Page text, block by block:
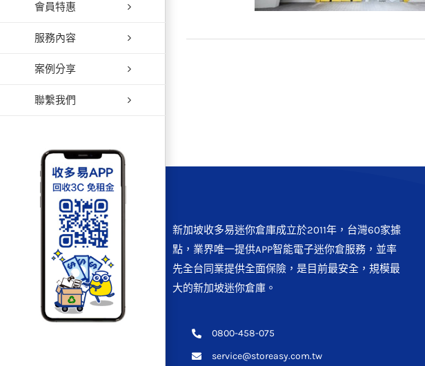
會員特惠
服務內容
案例分享
聯繫我們
新加坡收多易迷你倉庫成立於2011年，台灣60家據
點，業界唯一提供APP智能電子迷你倉服務，並率
先全台同業提供全面保險，是目前最安全，規模最
大的新加坡迷你倉庫。
0800-458-075
service@storeasy.com.tw